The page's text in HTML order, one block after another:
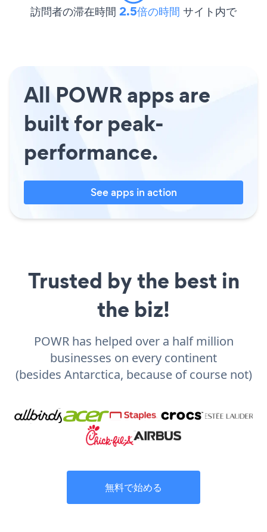
訪問者の滞在時間 2.5倍の時間 サイト内で
All POWR apps are
built for peak-
performance.
See apps in action
Trusted by the best in
the biz!
POWR has helped over a half million
businesses on every continent
(besides Antarctica, because of course not)
無料で始める